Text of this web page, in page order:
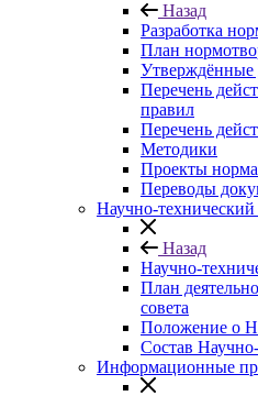
Назад
Разработка
План
Утверждённые
Перечень
правил
Перечень
Методики
Проекты
Переводы
Научно-технический
Назад
Научно-
План
совета
Положение о
Состав
Информационные